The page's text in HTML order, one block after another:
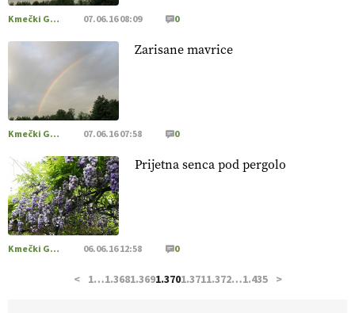
[EKOloško = LOGIČNO
prilagojene sorte
VEČ
https://t.co/OQSsax7l8V @EUAgri #IMCAP #CAP
https://t.co/PAL0zlhVia
[EKOloško = LOGIČNO
pridelava aronije
kmetijsko in podjetniško zgodbo.
https://t.co/EulJoSBYMi @EUAgri #IMCAP #CAP
https://t.co/xp1oihBDaJ
Kmečki Glas 07.06.16 08:09 0
Zarisane mavrice
Kmečki Glas 07.06.16 07:58 0
Prijetna senca pod pergolo
Kmečki Glas 06.06.16 12:58 0
< 1…1.3681.3691.3701.3711.372…1.435 >